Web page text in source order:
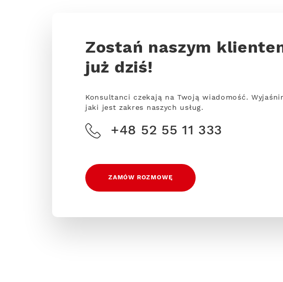
Zostań naszym
już dziś!
Konsultanci czekają na Twoją wiadomość.
jaki jest zakres naszych usług.
+48 52 55 11 333
ZAMÓW ROZMOWĘ